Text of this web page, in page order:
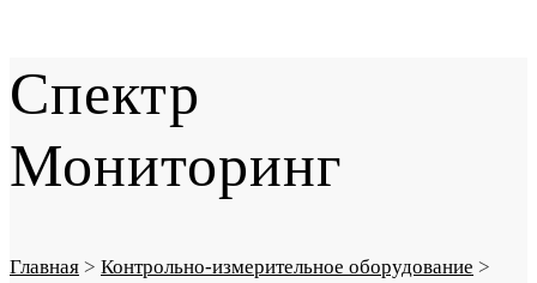
Спектр
Мониторинг
Главная > Контрольно-измерительное оборудование >